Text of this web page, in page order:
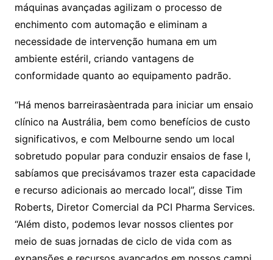
máquinas avançadas agilizam o processo de
enchimento com automação e eliminam a
necessidade de intervenção humana em um
ambiente estéril, criando vantagens de
conformidade quanto ao equipamento padrão.
“Há menos barreirasàentrada para iniciar um ensaio
clínico na Austrália, bem como benefícios de custo
significativos, e com Melbourne sendo um local
sobretudo popular para conduzir ensaios de fase I,
sabíamos que precisávamos trazer esta capacidade
e recurso adicionais ao mercado local”, disse Tim
Roberts, Diretor Comercial da PCI Pharma Services.
“Além disto, podemos levar nossos clientes por
meio de suas jornadas de ciclo de vida com as